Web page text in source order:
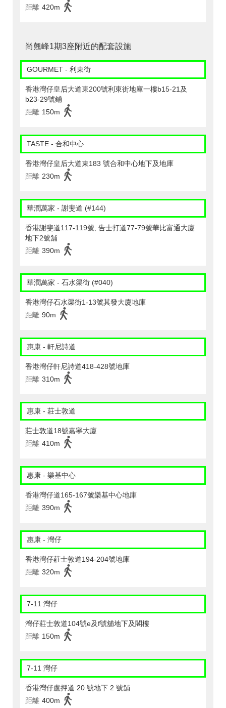
距離 420m
尚翹峰1期3座附近的配套設施
GOURMET - 利東街
香港灣仔皇后大道東200號利東街地庫一樓b15-21及
b23-29號鋪
距離 150m
TASTE - 合和中心
香港灣仔皇后大道東183 號合和中心地下及地庫
距離 230m
華潤萬家 - 謝斐道 (#144)
香港謝斐道117-119號, 告士打道77-79號華比富通大廈
地下2號舖
距離 390m
華潤萬家 - 石水渠街 (#040)
香港灣仔石水渠街1-13號其發大廈地庫
距離 90m
惠康 - 軒尼詩道
香港灣仔軒尼詩道418-428號地庫
距離 310m
惠康 - 莊士敦道
莊士敦道18號嘉寧大廈
距離 410m
惠康 - 樂基中心
香港灣仔道165-167號樂基中心地庫
距離 390m
惠康 - 灣仔
香港灣仔莊士敦道194-204號地庫
距離 320m
7-11 灣仔
灣仔莊士敦道104號e及f號舖地下及閣樓
距離 150m
7-11 灣仔
香港灣仔盧押道 20 號地下 2 號舖
距離 400m